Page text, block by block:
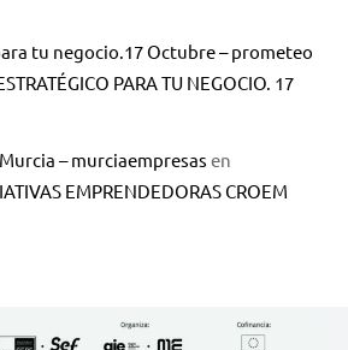
tu negocio.17 Octubre – prometeo
PARA TU NEGOCIO. 17
– murciaempresas en
EMPRENDEDORAS CROEM